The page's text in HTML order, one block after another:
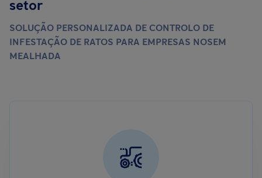
setor
SOLUÇÃO PERSONALIZADA DE CONTROLO DE
INFESTAÇÃO DE RATOS PARA EMPRESAS NOSEM
MEALHADA